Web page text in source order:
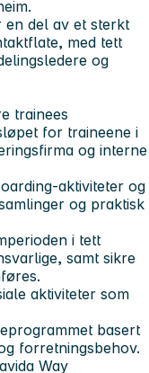
del av et sterkt
med tett
og
trainees
for traineene i
og interne
aktiviteter og
og praktisk
i tett
samt sikre
aktiviteter som
basert
forretningsbehov.
Way